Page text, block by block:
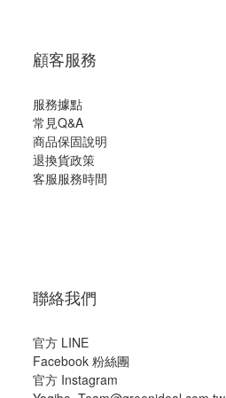
顧客服務
服務據點
常見Q&A
商品保固說明
退換貨政策
客服服務時間
聯絡我們
官方 LINE
Facebook 粉絲團
官方 Instagram